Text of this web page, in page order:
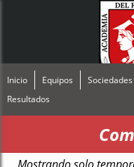
Inicio Equipos Sociedades
Resultados